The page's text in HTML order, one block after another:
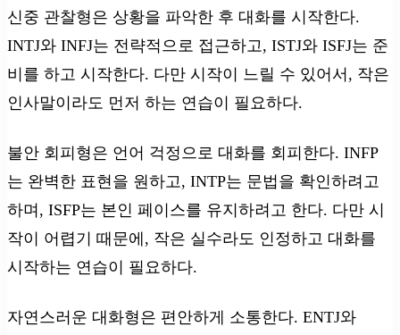
신중 관찰형은 상황을 파악한 후 대화를 시작한다.
INTJ와 INFJ는 전략적으로 접근하고, ISTJ와 ISFJ는 준
비를 하고 시작한다. 다만 시작이 느릴 수 있어서, 작은
인사말이라도 먼저 하는 연습이 필요하다.
불안 회피형은 언어 걱정으로 대화를 회피한다. INFP
는 완벽한 표현을 원하고, INTP는 문법을 확인하려고
하며, ISFP는 본인 페이스를 유지하려고 한다. 다만 시
작이 어렵기 때문에, 작은 실수라도 인정하고 대화를
시작하는 연습이 필요하다.
자연스러운 대화형은 편안하게 소통한다. ENTJ와